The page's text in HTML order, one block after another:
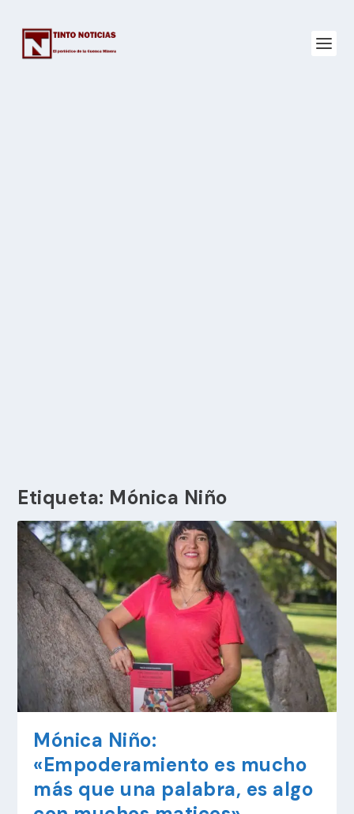
Etiqueta: Mónica Niño
Mónica Niño:
«Empoderamiento es mucho
más que una palabra, es algo